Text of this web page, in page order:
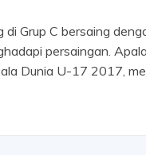
Grup C bersaing
persaingan.
Dunia U-17 2017,